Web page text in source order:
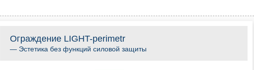
Ограждение LIGHT-perimetr
— Эстетика без функций силовой защиты